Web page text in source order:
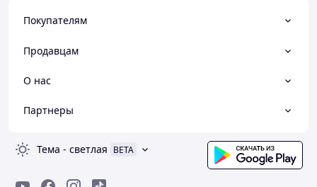
Покупателям
Продавцам
О нас
Партнеры
Тема - светлая BETA